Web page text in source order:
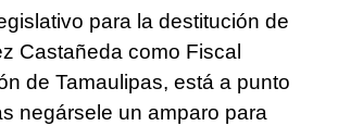
para la destitución de
Castañeda como Fiscal
de Tamaulipas, está a punto
negársele un amparo para